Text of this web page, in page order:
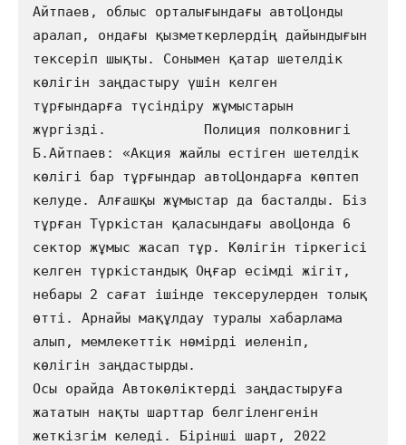
Айтпаев, облыс орталығындағы автоЦонды
аралап, ондағы қызметкерлердің дайындығын
тексеріп шықты. Сонымен қатар шетелдік
көлігін заңдастыру үшін келген
тұрғындарға түсіндіру жұмыстарын
жүргізді.            Полиция полковнигі
Б.Айтпаев: «Акция жайлы естіген шетелдік
көлігі бар тұрғындар автоЦондарға көптеп
келуде. Алғашқы жұмыстар да басталды. Біз
тұрған Түркістан қаласындағы авоЦонда 6
сектор жұмыс жасап тұр. Көлігін тіркегісі
келген түркістандық Оңғар есімді жігіт,
небары 2 сағат ішінде тексерулерден толық
өтті. Арнайы мақұлдау туралы хабарлама
алып, мемлекеттік нөмірді иеленіп,
көлігін заңдастырды.
Осы орайда Автокөліктерді заңдастыруға
жататын нақты шарттар белгіленгенін
жеткізгім келеді. Бірінші шарт, 2022